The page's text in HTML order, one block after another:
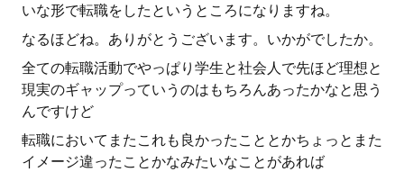
いな形で転職をしたというところになりますね。
なるほどね。ありがとうございます。いかがでしたか。
全ての転職活動でやっぱり学生と社会人で先ほど理想と
現実のギャップっていうのはもちろんあったかなと思う
んですけど
転職においてまたこれも良かったこととかちょっとまた
イメージ違ったことかなみたいなことがあれば